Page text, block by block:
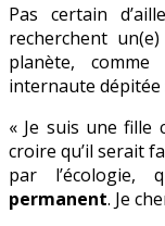
Pas certain
recherchent
planète,
internaute dépitée
« Je suis une fille
croire qu’il serait
par
permanent. Je